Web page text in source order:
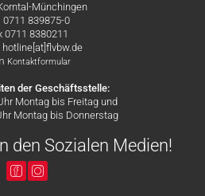
Münchingen
0711 839875-0
0711 8380211
hotline[at]flvbw.de
Kontaktformular
der Geschäftsstelle:
Montag bis Freitag und
Montag bis Donnerstag
den Sozialen Medien!